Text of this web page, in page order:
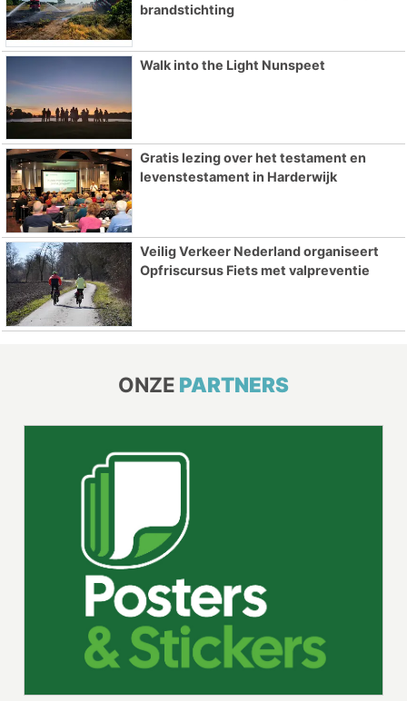
brandstichting
Walk into the Light Nunspeet
Gratis lezing over het testament en
levenstestament in Harderwijk
Veilig Verkeer Nederland organiseert
Opfriscursus Fiets met valpreventie
ONZE PARTNERS